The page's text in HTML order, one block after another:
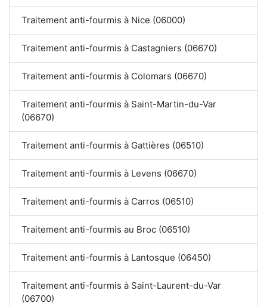
Traitement anti-fourmis à Nice (06000)
Traitement anti-fourmis à Castagniers (06670)
Traitement anti-fourmis à Colomars (06670)
Traitement anti-fourmis à Saint-Martin-du-Var
(06670)
Traitement anti-fourmis à Gattières (06510)
Traitement anti-fourmis à Levens (06670)
Traitement anti-fourmis à Carros (06510)
Traitement anti-fourmis au Broc (06510)
Traitement anti-fourmis à Lantosque (06450)
Traitement anti-fourmis à Saint-Laurent-du-Var
(06700)